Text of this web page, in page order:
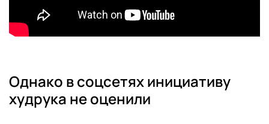
Однако в соцсетях инициативу
худрука не оценили